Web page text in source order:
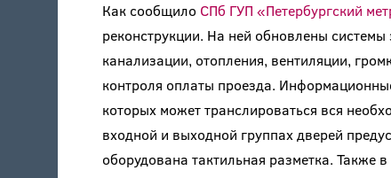
Как сообщило СПб ГУП «Петербургский
реконструкции. На ней обновлены
канализации, отопления, вентиляции,
контроля оплаты проезда.
которых может транслироваться вся
входной и выходной группах дверей
оборудована тактильная разметка. Также